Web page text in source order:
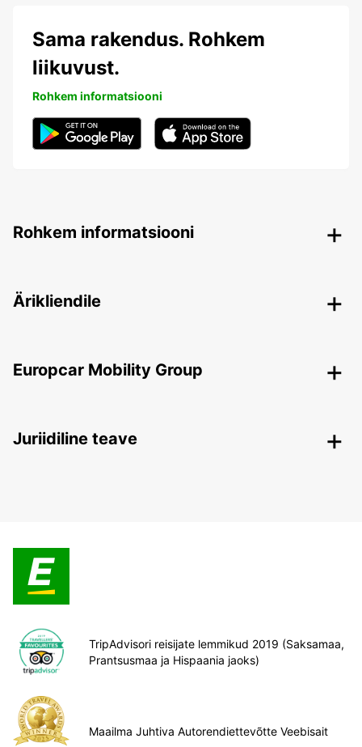
Sama rakendus. Rohkem
liikuvust.
Rohkem informatsiooni
Rohkem informatsiooni
Ärikliendile
Europcar Mobility Group
Juriidiline teave
TripAdvisori reisijate lemmikud 2019 (Saksamaa,
Prantsusmaa ja Hispaania jaoks)
Maailma Juhtiva Autorendiettevõtte Veebisait